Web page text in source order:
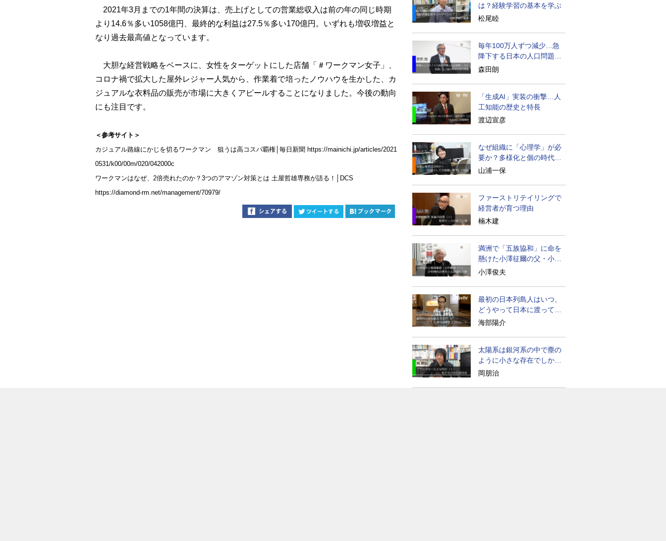
2021年3月までの1年間の決算は、売上げとしての営業総収入は前の年の同じ時期
より14.6％多い1058億円、最終的な利益は27.5％多い170億円。いずれも増収増益と
なり過去最高値となっています。
大胆な経営戦略をベースに、女性をターゲットにした店舗「＃ワークマン女子」、
コロナ禍で拡大した屋外レジャー人気から、作業着で培ったノウハウを生かした、カ
ジュアルな衣料品の販売が市場に大きくアピールすることになりました。今後の動向
にも注目です。
＜参考サイト＞
カジュアル路線にかじを切るワークマン 狙うは高コスパ覇権│毎日新聞 https://mainichi.jp/articles/2021
0531/k00/00m/020/042000c
ワークマンはなぜ、2倍売れたのか？3つのアマゾン対策とは 土屋哲雄専務が語る！│DCS
https://diamond-rm.net/management/70979/
は？経験学習の基本を学ぶ
松尾睦
毎年100万人ずつ減少…急
降下する日本の人口問題を
考える
森田朗
「生成AI」実装の衝撃…人
工知能の歴史と特長
渡辺宣彦
なぜ組織に「心理学」が必
要か？多様化と個の時代の
処方箋
山浦一保
ファーストリテイリングで
経営者が育つ理由
楠木建
満洲で「五族協和」に命を
懸けた小澤征爾の父・小澤
開作
小澤俊夫
最初の日本列島人はいつ、
どうやって日本に渡ってき
たのか
海部陽介
太陽系は銀河系の中で塵の
ように小さな存在でしかな
い
岡朋治